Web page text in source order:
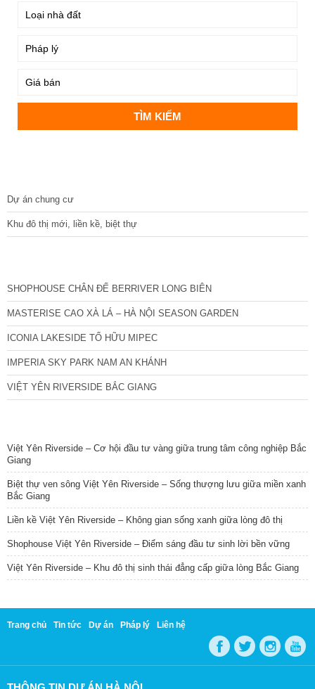
Dự án chung cư
Khu đô thị mới, liền kề, biệt thự
SHOPHOUSE CHÂN ĐẾ BERRIVER LONG BIÊN
MASTERISE CAO XÀ LÁ – HÀ NỘI SEASON GARDEN
ICONIA LAKESIDE TỐ HỮU MIPEC
IMPERIA SKY PARK NAM AN KHÁNH
VIỆT YÊN RIVERSIDE BẮC GIANG
Việt Yên Riverside – Cơ hội đầu tư vàng giữa trung tâm công nghiệp Bắc
Giang
Biệt thự ven sông Việt Yên Riverside – Sống thượng lưu giữa miền xanh
Bắc Giang
Liền kề Việt Yên Riverside – Không gian sống xanh giữa lòng đô thị
Shophouse Việt Yên Riverside – Điểm sáng đầu tư sinh lời bền vững
Việt Yên Riverside – Khu đô thị sinh thái đẳng cấp giữa lòng Bắc Giang
Trang chủ Tin tức Dự án Pháp lý Liên hệ